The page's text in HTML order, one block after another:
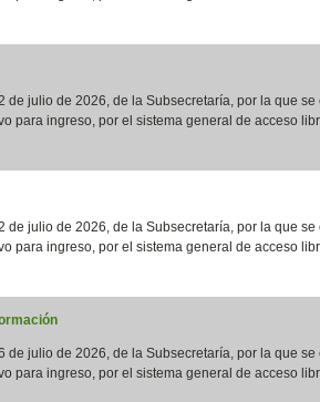
de julio de 2026, de la Subsecretaría, por la que se
para ingreso, por el sistema general de acceso
de julio de 2026, de la Subsecretaría, por la que se
para ingreso, por el sistema general de acceso
de julio de 2026, de la Subsecretaría, por la que se
para ingreso, por el sistema general de acceso